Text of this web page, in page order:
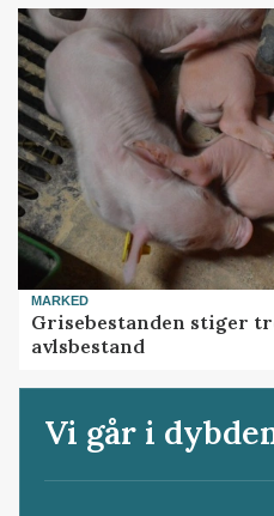
MARKED
Grisebestanden stiger
avlsbestand
Vi går i